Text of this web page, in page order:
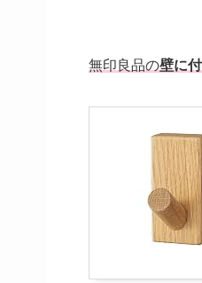
無印良品の壁に